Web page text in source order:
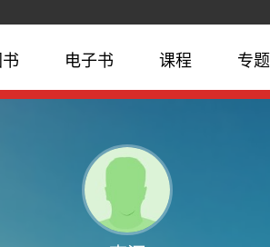
书 电子书 课程 专题